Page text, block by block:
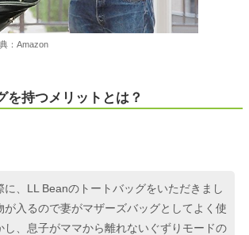
：Amazon
を持つメリットとは？
に、LL Beanのトートバッグをいただきまし
が入るので妻がマザーズバッグとしてよく使
し、息子がママから離れないぐずりモードの